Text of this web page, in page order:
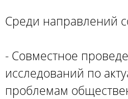
Среди направлений
- Совместное
исследований по
проблемам